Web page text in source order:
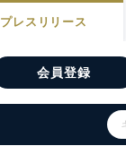
プレスリリース
会員登録